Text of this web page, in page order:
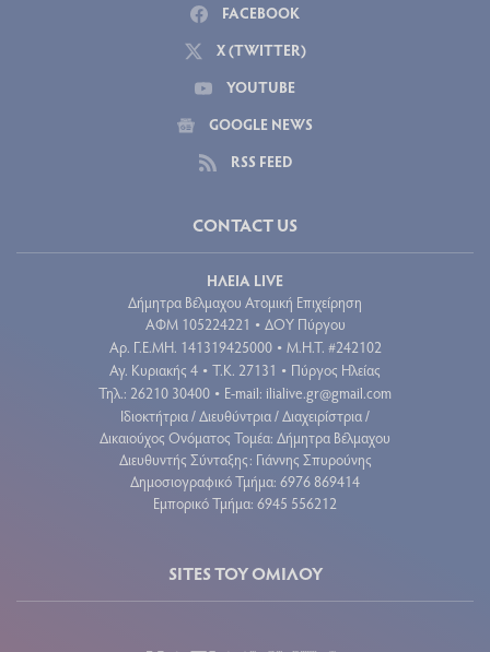
FACEBOOK
X (TWITTER)
YOUTUBE
GOOGLE NEWS
RSS FEED
CONTACT US
ΗΛΕΙΑ LIVE
Δήμητρα Βέλμαχου Ατομική Επιχείρηση
ΑΦΜ 105224221 • ΔΟΥ Πύργου
Aρ. Γ.Ε.ΜΗ. 141319425000 • Μ.Η.Τ. #242102
Αγ. Κυριακής 4 • Τ.Κ. 27131 • Πύργος Ηλείας
Τηλ.: 26210 30400 • E-mail: ilialive.gr@gmail.com
Ιδιοκτήτρια / Διευθύντρια / Διαχειρίστρια /
Δικαιούχος Ονόματος Τομέα: Δήμητρα Βέλμαχου
Διευθυντής Σύνταξης: Γιάννης Σπυρούνης
Δημοσιογραφικό Τμήμα: 6976 869414
Εμπορικό Τμήμα: 6945 556212
SITES ΤΟΥ ΟΜΙΛΟΥ